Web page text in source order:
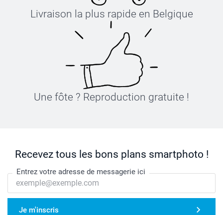
Livraison la plus rapide en Belgique
Une fôte ? Reproduction gratuite !
Recevez tous les bons plans smartphoto !
Entrez votre adresse de messagerie ici
Je m'inscris